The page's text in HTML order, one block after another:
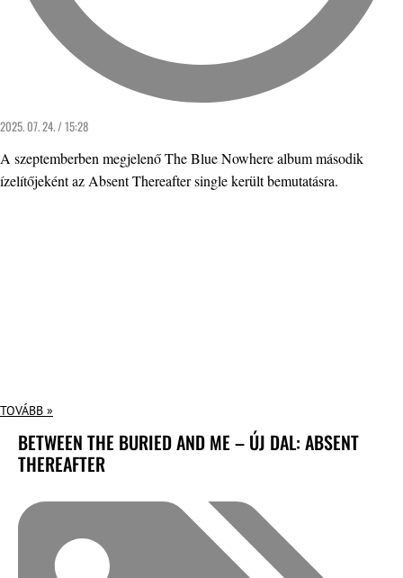
2025. 07. 24. / 15:28
A szeptemberben megjelenő The Blue Nowhere album második
ízelítőjeként az Absent Thereafter single került bemutatásra.
TOVÁBB »
BETWEEN THE BURIED AND ME – ÚJ DAL: ABSENT
THEREAFTER